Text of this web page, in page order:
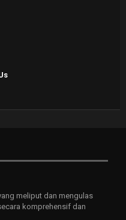
meliput dan mengulas
komprehensif dan